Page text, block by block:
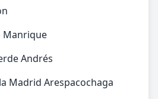
Manrique
Andrés
Madrid Arespacochaga